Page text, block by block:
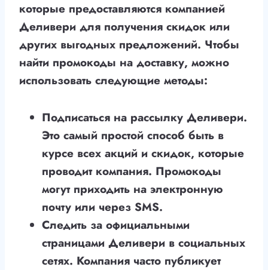
которые предоставляются компанией
Деливери для получения скидок или
других выгодных предложений. Чтобы
найти промокоды на доставку, можно
использовать следующие методы:
Подписаться на рассылку Деливери.
Это самый простой способ быть в
курсе всех акций и скидок, которые
проводит компания. Промокоды
могут приходить на электронную
почту или через SMS.
Следить за официальными
страницами Деливери в социальных
сетях. Компания часто публикует